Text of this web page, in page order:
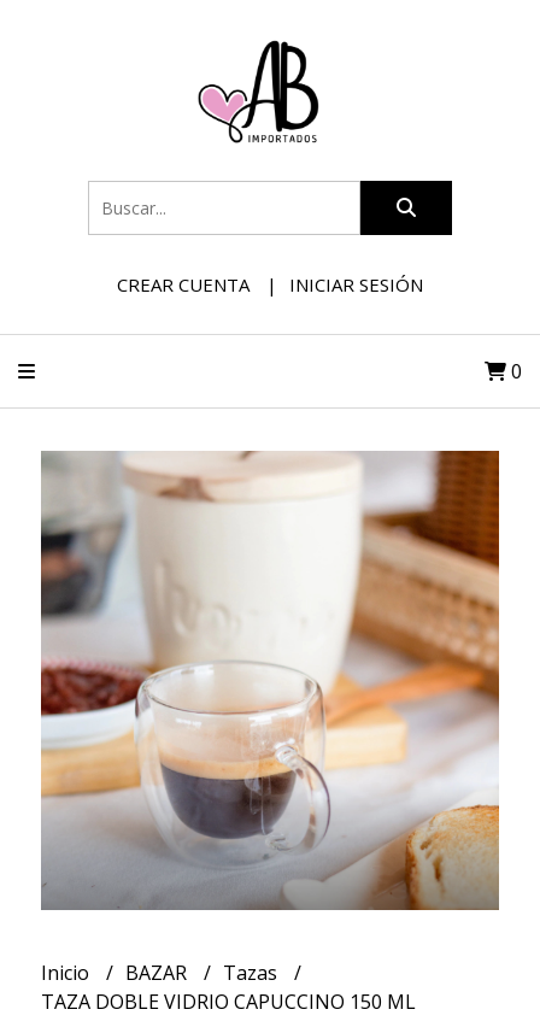
CREAR CUENTA INICIAR SESIÓN
0
Inicio BAZAR
Tazas
TAZA DOBLE VIDRIO CAPUCCINO 150 ML